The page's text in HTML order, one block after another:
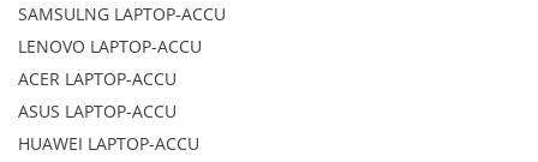
SAMSULNG LAPTOP-ACCU
LENOVO LAPTOP-ACCU
ACER LAPTOP-ACCU
ASUS LAPTOP-ACCU
HUAWEI LAPTOP-ACCU